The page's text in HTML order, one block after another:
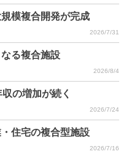
模複合開発が完成
2026/7/31
る複合施設
2026/8/4
の増加が続く
2026/7/24
住宅の複合型施設
2026/7/16